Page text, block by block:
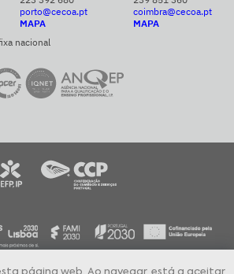
porto@cecoa.pt
MAPA
coimbra@cecoa.pt
MAPA
nacional
página web. Ao navegar, está a aceitar